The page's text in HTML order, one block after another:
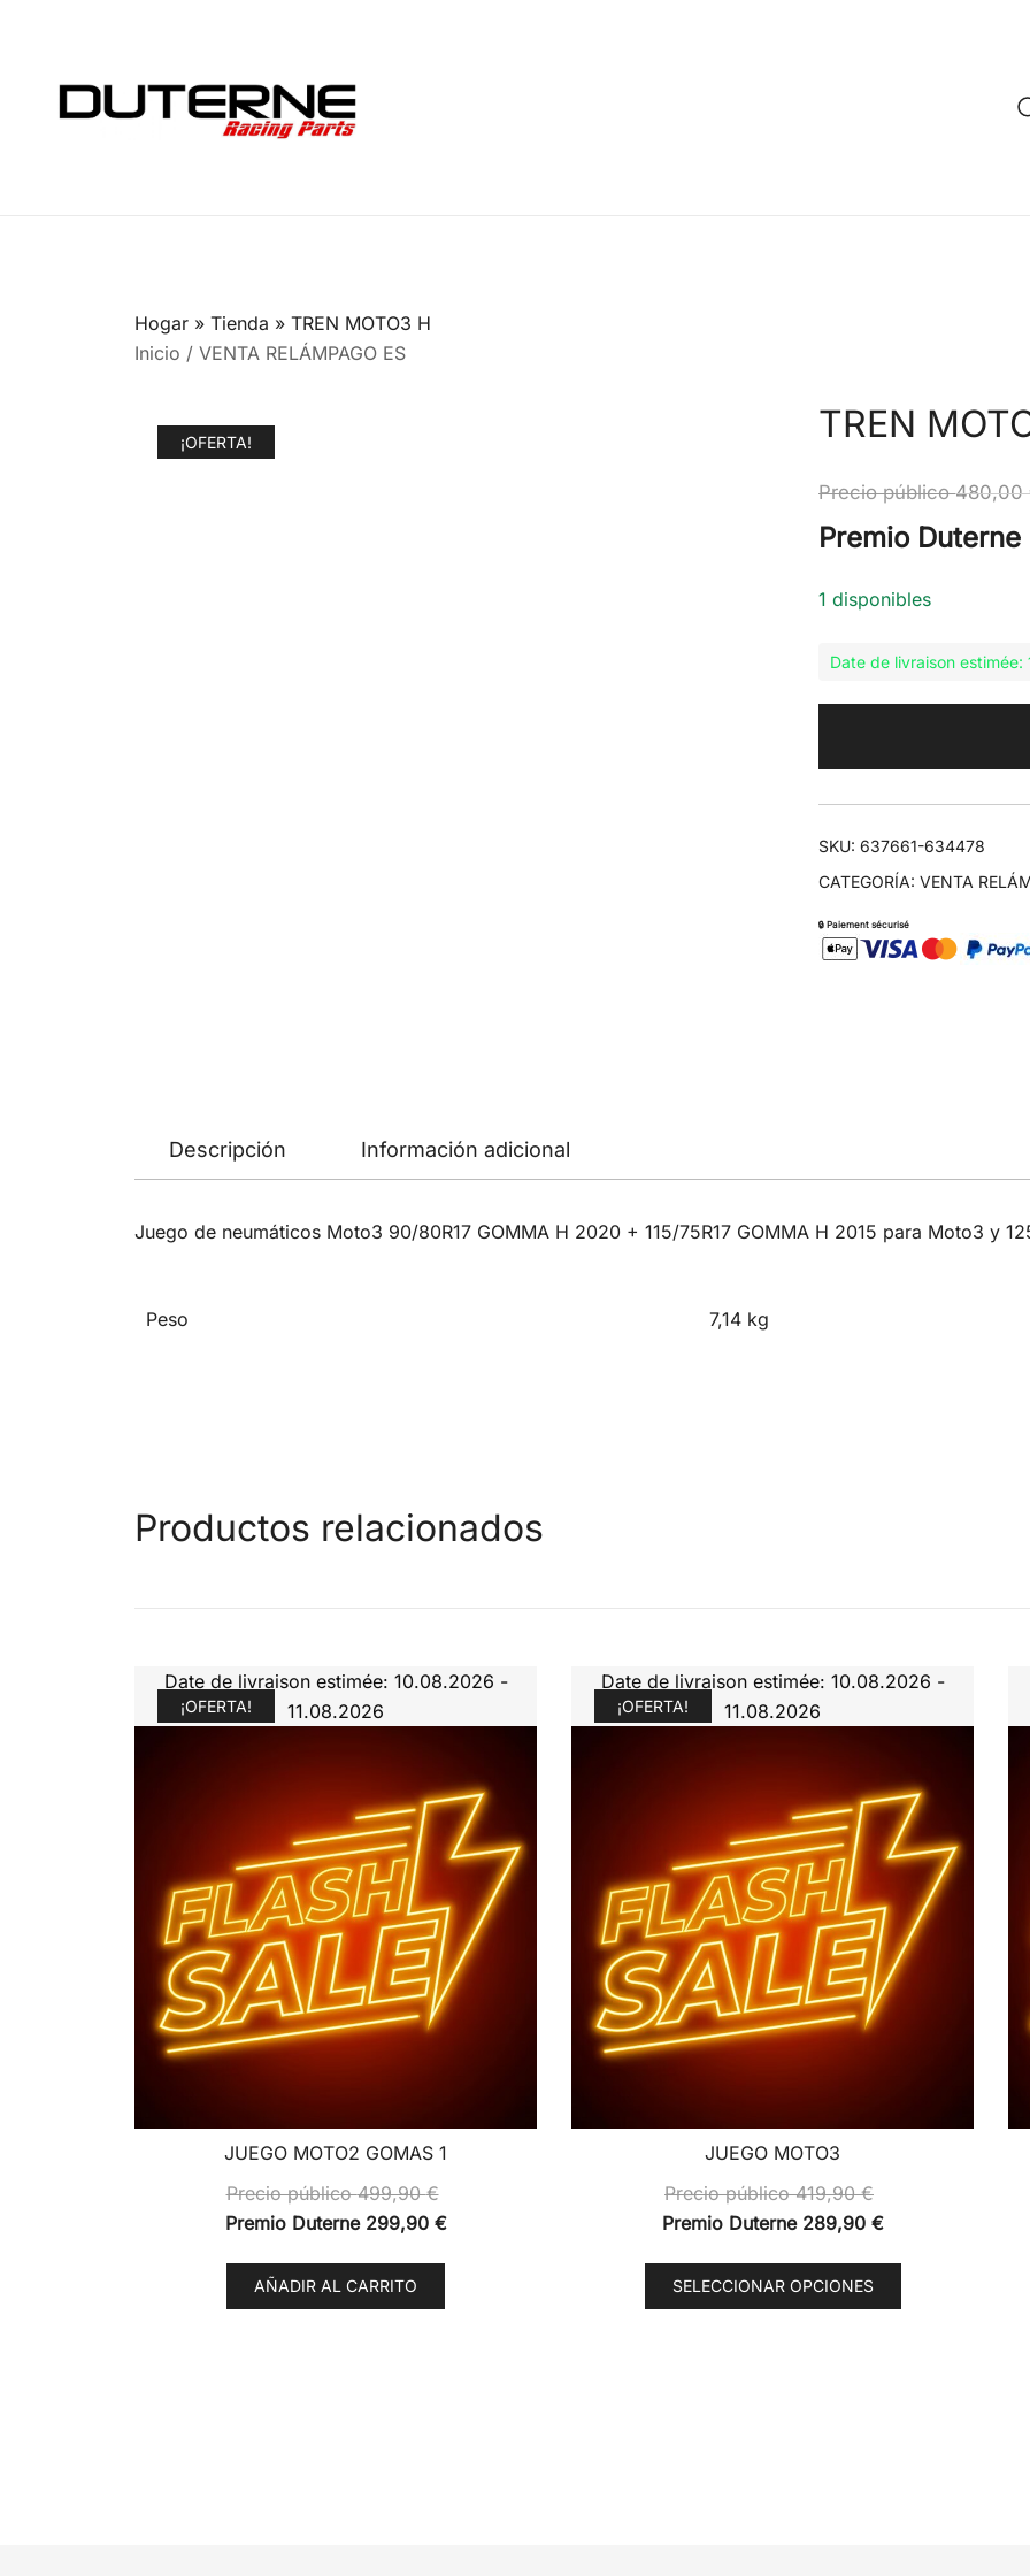
Hogar » Tienda » TREN MOTO3 H
Inicio / VENTA RELÁMPAGO ES
¡OFERTA! TREN
Precio público480,00
Premio Duterne
1 disponibles
Date de livraison
SKU: 637661-634478
CATEGORÍA: VENTA
🔒 Paiement sécurisé
Descripción Información adicional
Juego de neumáticos Moto3 90/80R17 GOMMA H 2020 + 115/75R17 GOMMA H 2015 para Moto3 y
Peso 7,14 kg
Productos relacionados
Date de livraison estimée: 10.08.2026 -
11.08.2026
¡OFERTA!
JUEGO MOTO2 GOMAS 1
Precio público499,90€
Premio Duterne 299,90 €
AÑADIR AL CARRITO
Date de livraison estimée: 10.08.2026 -
11.08.2026
¡OFERTA!
JUEGO MOTO3
Precio público419,90€
Premio Duterne 289,90 €
SELECCIONAR OPCIONES
Este